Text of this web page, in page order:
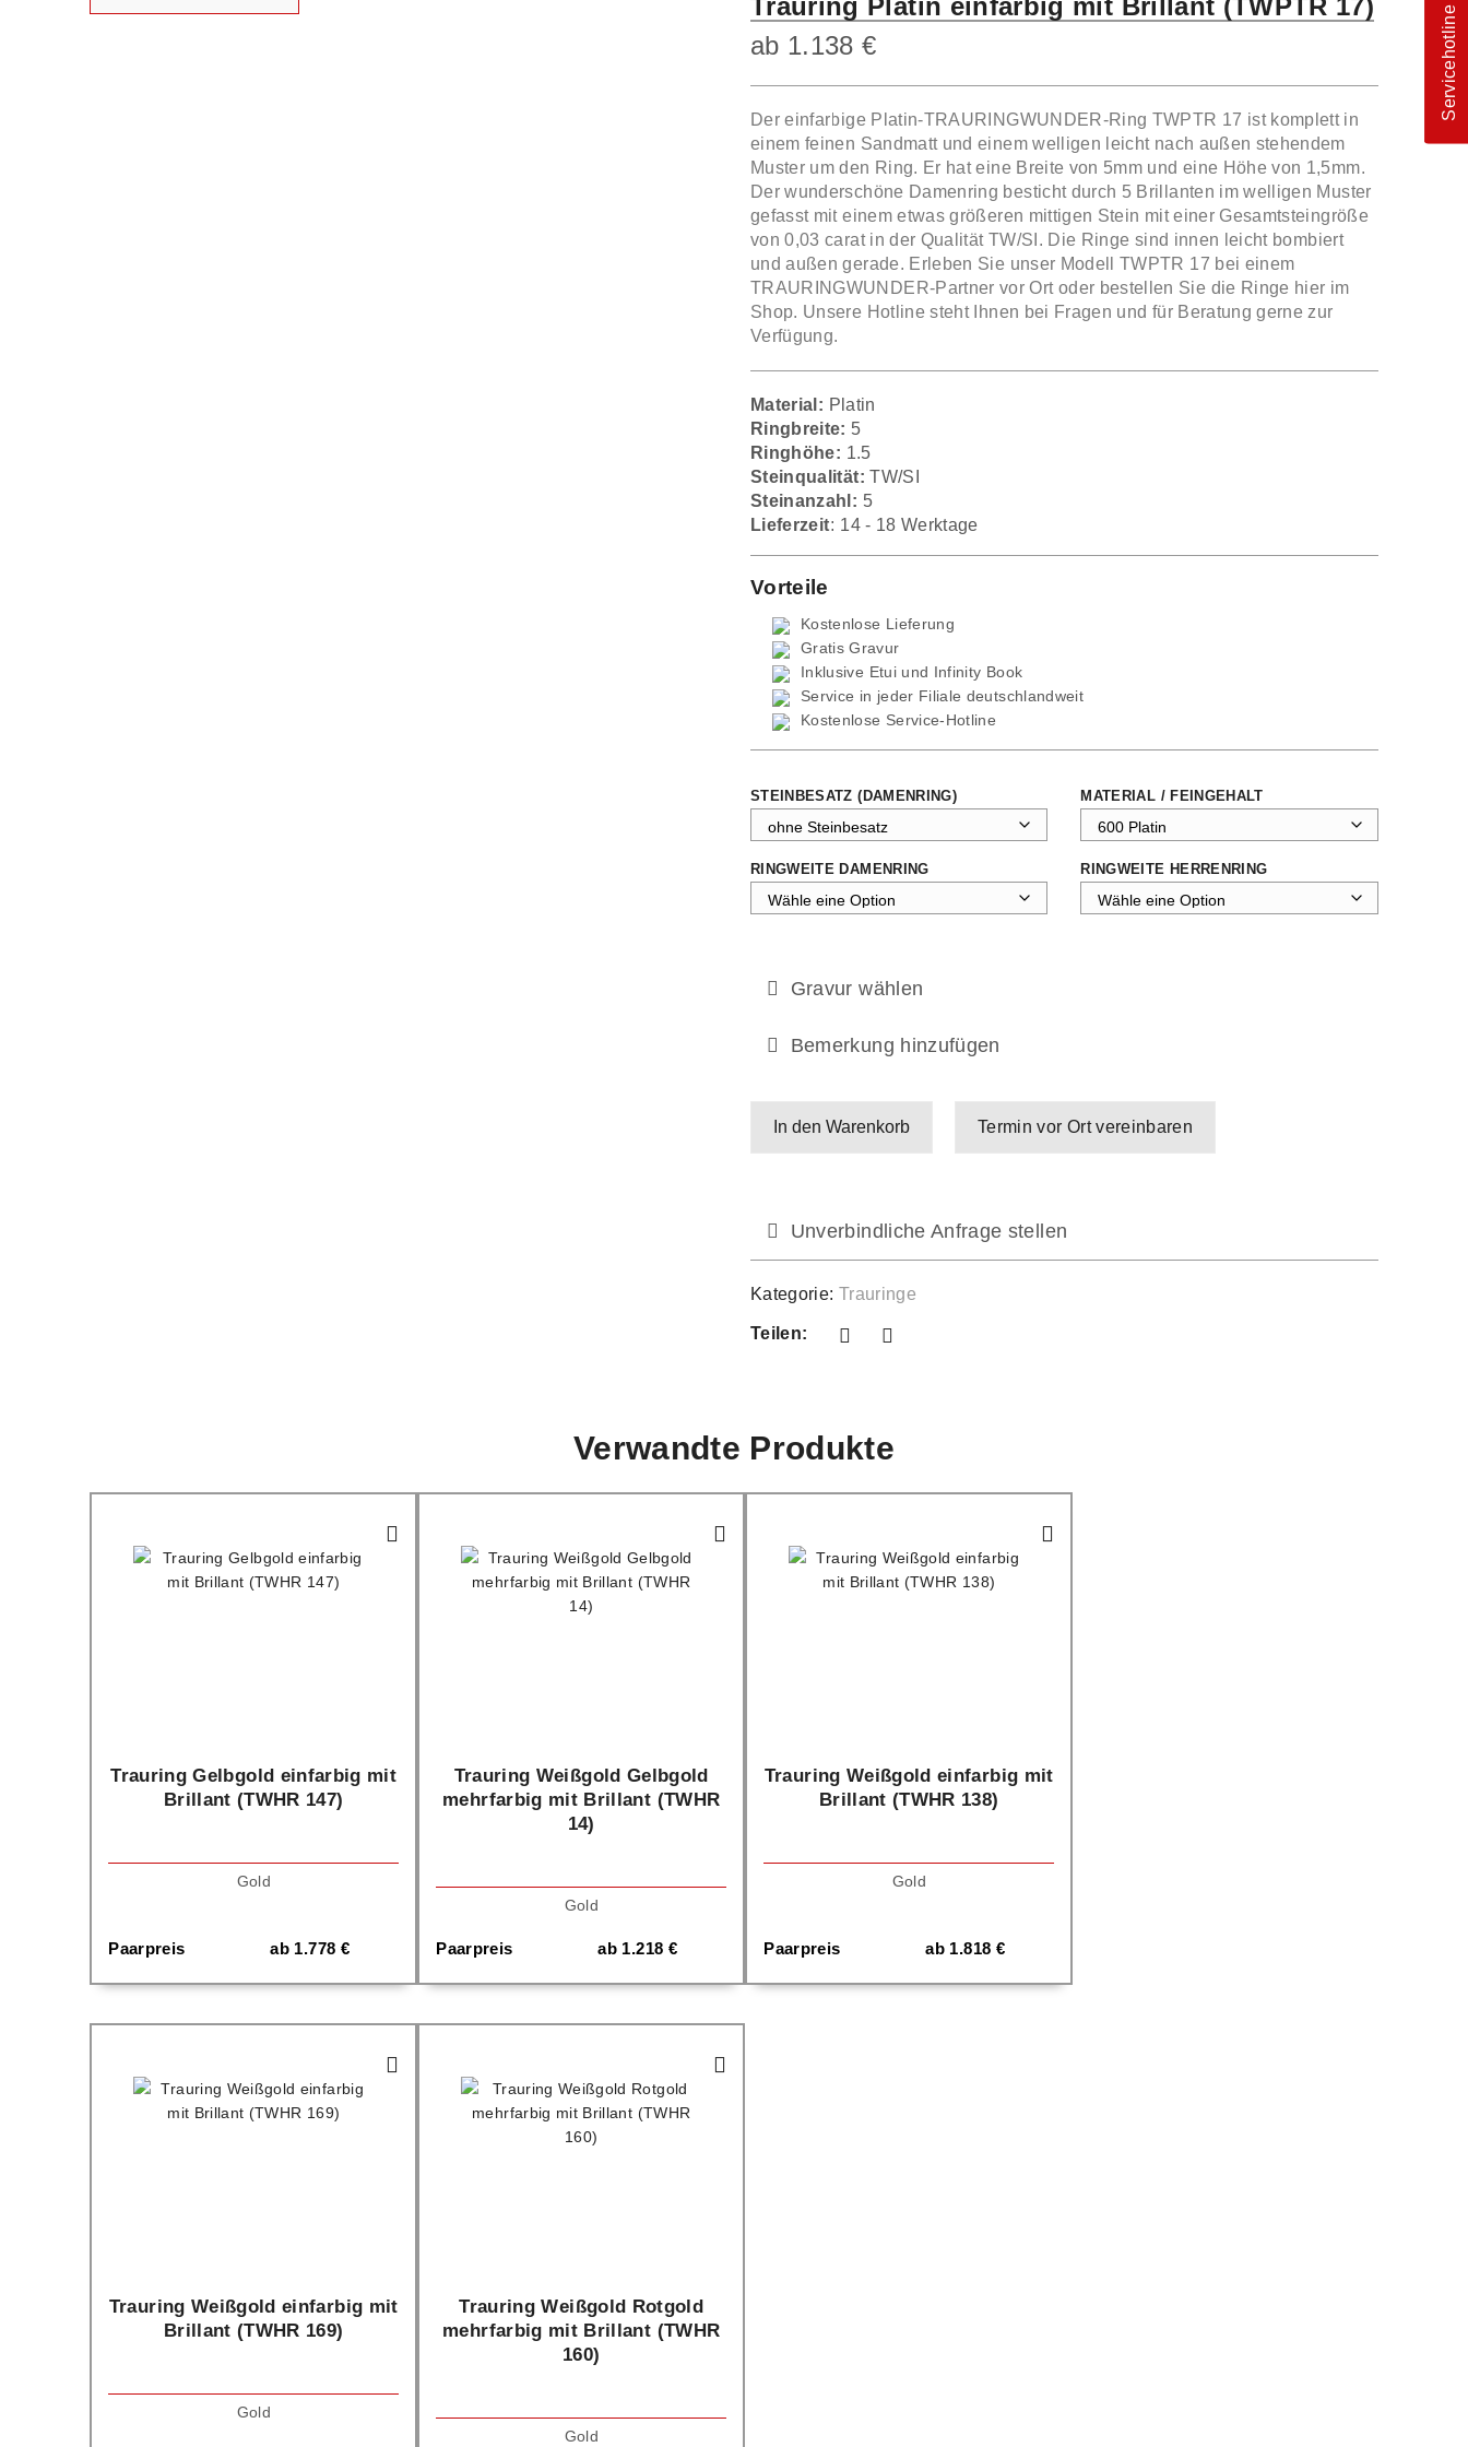
Trauring Platin einfarbig mit Brillant (TWPTR 17)
ab 1.138€
Der einfarbige Platin-TRAURINGWUNDER-Ring TWPTR 17 ist komplett in
einem feinen Sandmatt und einem welligen leicht nach außen stehendem
Muster um den Ring. Er hat eine Breite von 5mm und eine Höhe von 1,5mm.
Der wunderschöne Damenring besticht durch 5 Brillanten im welligen Muster
gefasst mit einem etwas größeren mittigen Stein mit einer Gesamtsteingröße
von 0,03 carat in der Qualität TW/SI. Die Ringe sind innen leicht bombiert
und außen gerade. Erleben Sie unser Modell TWPTR 17 bei einem
TRAURINGWUNDER-Partner vor Ort oder bestellen Sie die Ringe hier im
Shop. Unsere Hotline steht Ihnen bei Fragen und für Beratung gerne zur
Verfügung.
Material: Platin
Ringbreite: 5
Ringhöhe: 1.5
Steinqualität: TW/SI
Steinanzahl: 5
Lieferzeit: 14 - 18 Werktage
Vorteile
Kostenlose Lieferung
Gratis Gravur
Inklusive Etui und Infinity Book
Service in jeder Filiale deutschlandweit
Kostenlose Service-Hotline
STEINBESATZ (DAMENRING) MATERIAL / FEINGEHALT
RINGWEITE DAMENRING RINGWEITE HERRENRING
Gravur wählen
Bemerkung hinzufügen
In den Warenkorb Termin vor Ort vereinbaren
Unverbindliche Anfrage stellen
Kategorie: Trauringe
Teilen:
Verwandte Produkte
Trauring Gelbgold einfarbig mit
Brillant (TWHR 147)
Gold
Paarpreis ab 1.778 €
Trauring Weißgold Gelbgold
mehrfarbig mit Brillant (TWHR
14)
Gold
Paarpreis ab 1.218 €
Trauring Weißgold einfarbig mit
Brillant (TWHR 138)
Gold
Paarpreis ab 1.818 €
Trauring Weißgold einfarbig mit
Brillant (TWHR 169)
Gold
Trauring Weißgold Rotgold
mehrfarbig mit Brillant (TWHR
160)
Gold
Servicehotline